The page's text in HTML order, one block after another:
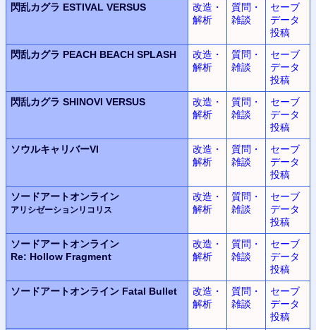
閃乱カグラ ESTIVAL VERSUS
改造・
解析
質問・
雑談
セーブ
データ
投稿
閃乱カグラ PEACH BEACH SPLASH
改造・
解析
質問・
雑談
セーブ
データ
投稿
閃乱カグラ SHINOVI VERSUS
改造・
解析
質問・
雑談
セーブ
データ
投稿
ソウルキャリバーVI
改造・
解析
質問・
雑談
セーブ
データ
投稿
ソードアートオンライン
アリシゼーションリコリス
改造・
解析
質問・
雑談
セーブ
データ
投稿
ソードアートオンライン
Re: Hollow Fragment
改造・
解析
質問・
雑談
セーブ
データ
投稿
ソードアートオンライン Fatal Bullet
改造・
解析
質問・
雑談
セーブ
データ
投稿